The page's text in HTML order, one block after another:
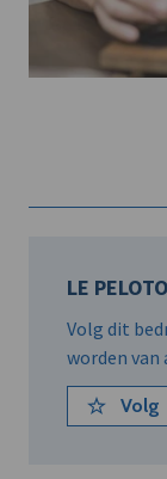
LE
Volg dit
worden van
Volg